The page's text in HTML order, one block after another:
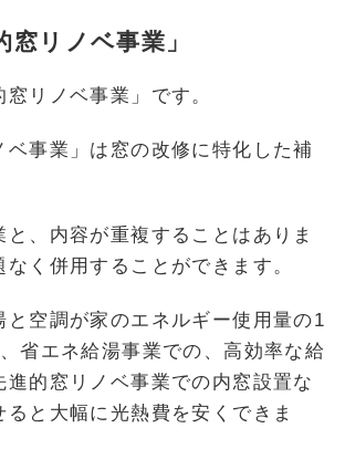
リノベ事業」
リノベ事業」です。
ベ事業」は窓の改修に特化した補
、内容が重複することはありま
く併用することができます。
と空調が家のエネルギー使用量の1
省エネ給湯事業での、高効率な給
進的窓リノベ事業での内窓設置な
ると大幅に光熱費を安くできま